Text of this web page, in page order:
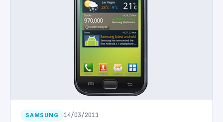
SAMSUNG 14/03/2011